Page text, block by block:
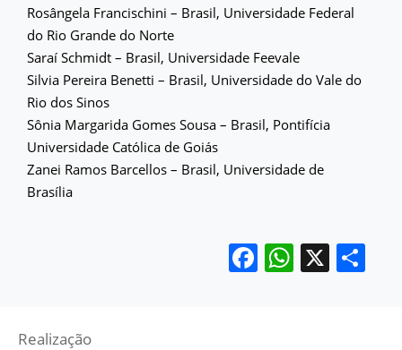
Rosângela Francischini – Brasil, Universidade Federal
do Rio Grande do Norte
Saraí Schmidt – Brasil, Universidade Feevale
Silvia Pereira Benetti – Brasil, Universidade do Vale do
Rio dos Sinos
Sônia Margarida Gomes Sousa – Brasil, Pontifícia
Universidade Católica de Goiás
Zanei Ramos Barcellos – Brasil, Universidade de
Brasília
Facebook
X
Realização